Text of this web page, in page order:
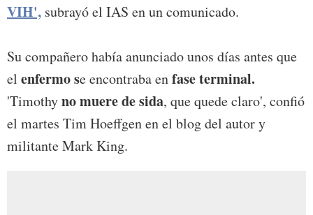
VIH', subrayó el IAS en un comunicado.
Su compañero había anunciado unos días antes que
el enfermo se encontraba enfase terminal.
'Timothyno muere de sida, que quede claro', confió
el martes Tim Hoeffgen en el blog del autor y
militante Mark King.